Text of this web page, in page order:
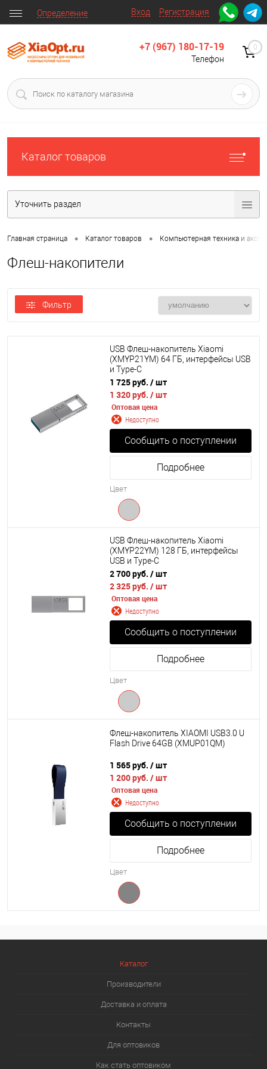
Вход Регистрация
Определение
+7 (967) 180-17-19
Телефон
0
Каталог товаров
Уточнить раздел
Главная страница • Каталог товаров • Компьютерная техника и
Флеш-накопители
Фильтр
USB Флеш-накопитель Xiaomi
(XMYP21YM) 64 ГБ, интерфейсы USB
и Type-C
1 725 руб. / шт
1 320 руб. / шт
Оптовая цена
Недоступно
Сообщить о поступлении
Подробнее
Цвет
USB Флеш-накопитель Xiaomi
(XMYP22YM) 128 ГБ, интерфейсы
USB и Type-C
2 700 руб. / шт
2 325 руб. / шт
Оптовая цена
Недоступно
Сообщить о поступлении
Подробнее
Цвет
Флеш-накопитель XIAOMI USB3.0 U
Flash Drive 64GB (XMUP01QM)
1 565 руб. / шт
1 200 руб. / шт
Оптовая цена
Недоступно
Сообщить о поступлении
Подробнее
Цвет
Каталог
Производители
Доставка и оплата
Контакты
Для оптовиков
Как стать оптовиком